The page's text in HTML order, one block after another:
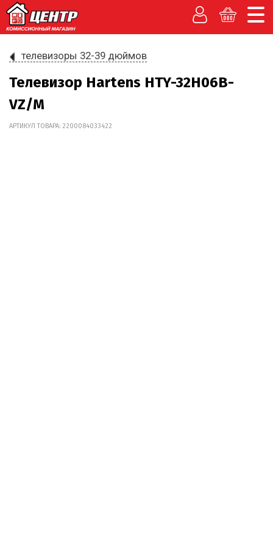
телевизоры 32-39 дюймов
Телевизор Hartens HTY-32H06B-
VZ/M
АРТИКУЛ ТОВАРА: 2200084033422